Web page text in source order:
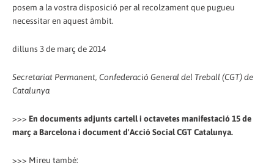
posem a la vostra disposició per al recolzament que pugueu
necessitar en aquest àmbit.
dilluns 3 de març de 2014
Secretariat Permanent, Confederació General del Treball (CGT) de
Catalunya
>>> En documents adjunts cartell i octavetes manifestació 15 de
març a Barcelona i document d'Acció Social CGT Catalunya.
>>> Mireu també: